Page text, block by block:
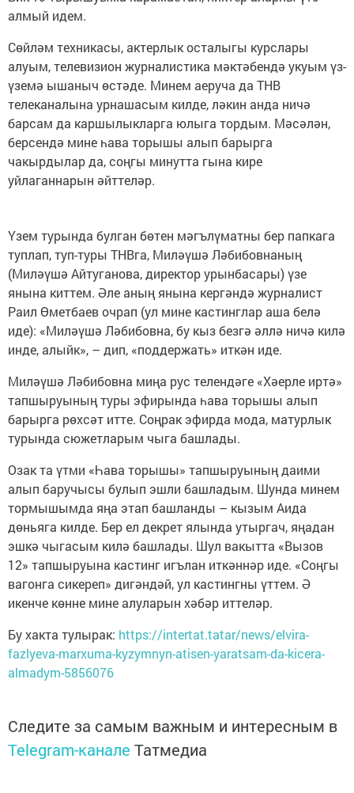
алмый идем.
Сөйләм техникасы, актерлык осталыгы курслары
алуым, телевизион журналистика мәктәбендә укуым үз-
үземә ышаныч өстәде. Минем аеруча да ТНВ
телеканалына урнашасым килде, ләкин анда ничә
барсам да каршылыкларга юлыга тордым. Мәсәлән,
берсендә мине һава торышы алып барырга
чакырдылар да, соңгы минутта гына кире
уйлаганнарын әйттеләр.
Үзем турында булган бөтен мәгълүматны бер папкага
туплап, туп-туры ТНВга, Миләүшә Ләбибовнаның
(Миләүшә Айтуганова, директор урынбасары) үзе
янына киттем. Әле аның янына кергәндә журналист
Раил Өметбаев очрап (ул мине кастинглар аша белә
иде): «Миләүшә Ләбибовна, бу кыз безгә әллә ничә килә
инде, алыйк», – дип, «поддержать» иткән иде.
Миләүшә Ләбибовна миңа рус телендәге «Хәерле иртә»
тапшыруының туры эфирында һава торышы алып
барырга рөхсәт итте. Соңрак эфирда мода, матурлык
турында сюжетларым чыга башлады.
Озак та үтми «Һава торышы» тапшыруының даими
алып баручысы булып эшли башладым. Шунда минем
тормышымда яңа этап башланды – кызым Аида
дөньяга килде. Бер ел декрет ялында утыргач, яңадан
эшкә чыгасым килә башлады. Шул вакытта «Вызов
12» тапшыруына кастинг игълан иткәннәр иде. «Соңгы
вагонга сикереп» дигәндәй, ул кастингны үттем. Ә
икенче көнне мине алуларын хәбәр иттеләр.
Бу хакта тулырак: https://intertat.tatar/news/elvira-
fazlyeva-marxuma-kyzymnyn-atisen-yaratsam-da-kicera-
almadym-5856076
Следите за самым важным и интересным в
Telegram-канале Татмедиа